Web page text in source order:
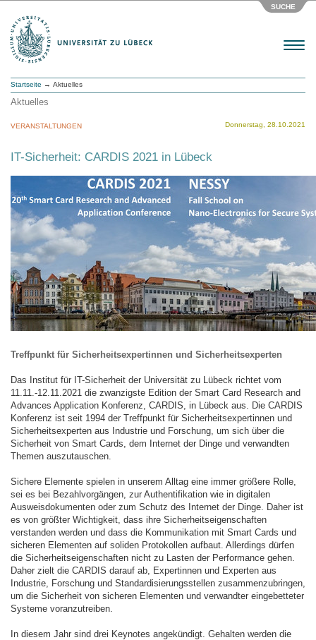
SUCHE
Menu
Startseite → Aktuelles
Aktuelles
Donnerstag, 28.10.2021
VERANSTALTUNGEN
IT-Sicherheit: CARDIS 2021 in Lübeck
Treffpunkt für Sicherheitsexpertinnen und Sicherheitsexperten
Das Institut für IT-Sicherheit der Universität zu Lübeck richtet vom
11.11.-12.11.2021 die zwanzigste Edition der Smart Card Research and
Advances Application Konferenz, CARDIS, in Lübeck aus. Die CARDIS
Konferenz ist seit 1994 der Treffpunkt für Sicherheitsexpertinnen und
Sicherheitsexperten aus Industrie und Forschung, um sich über die
Sicherheit von Smart Cards, dem Internet der Dinge und verwandten
Themen auszutauschen.
Sichere Elemente spielen in unserem Alltag eine immer größere Rolle,
sei es bei Bezahlvorgängen, zur Authentifikation wie in digitalen
Ausweisdokumenten oder zum Schutz des Internet der Dinge. Daher ist
es von größter Wichtigkeit, dass ihre Sicherheitseigenschaften
verstanden werden und dass die Kommunikation mit Smart Cards und
sicheren Elementen auf soliden Protokollen aufbaut. Allerdings dürfen
die Sicherheitseigenschaften nicht zu Lasten der Performance gehen.
Daher zielt die CARDIS darauf ab, Expertinnen und Experten aus
Industrie, Forschung und Standardisierungsstellen zusammenzubringen,
um die Sicherheit von sicheren Elementen und verwandter eingebetteter
Systeme voranzutreiben.
In diesem Jahr sind drei Keynotes angekündigt. Gehalten werden die